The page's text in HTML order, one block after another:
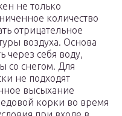
не только
количество
отрицательное
воздуха. Основа
через себя воду,
со снегом. Для
не подходят
высыхание
корки во время